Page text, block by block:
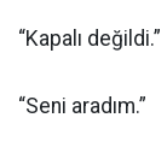
“Kapalı değildi.”
“Seni aradım.”